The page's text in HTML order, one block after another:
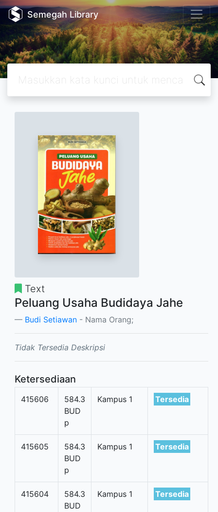
Semegah Library
Text
Peluang Usaha Budidaya Jahe
Budi Setiawan - Nama Orang;
Tidak Tersedia Deskripsi
Ketersediaan
415606
584.3
BUD
p
Kampus 1 Tersedia
415605
584.3
BUD
p
Kampus 1 Tersedia
415604
584.3
BUD
Kampus 1 Tersedia